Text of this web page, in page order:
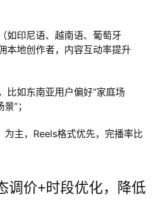
如印尼语、越南语、葡萄牙
本地创作者，内容互动率提升
比如东南亚用户偏好“家庭场
”；
主，Reels格式优先，完播率比
调价+时段优化，降低